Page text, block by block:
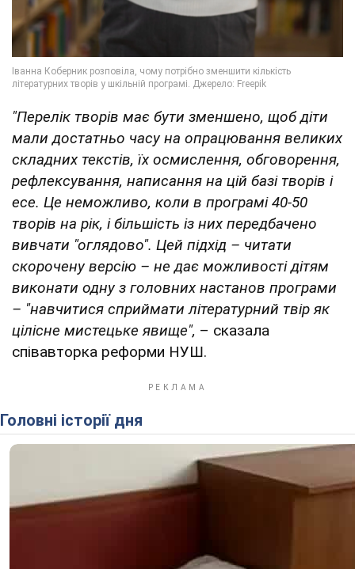
"Перелік творів має бути зменшено, щоб діти
мали достатньо часу на опрацювання великих
складних текстів, їх осмислення, обговорення,
рефлексування, написання на цій базі творів і
есе. Це неможливо, коли в програмі 40-50
творів на рік, і більшість із них передбачено
вивчати "оглядово". Цей підхід – читати
скорочену версію – не дає можливості дітям
виконати одну з головних настанов програми
– "навчитися сприймати літературний твір як
цілісне мистецьке явище", – сказала
співавторка реформи НУШ.
Головні історії дня